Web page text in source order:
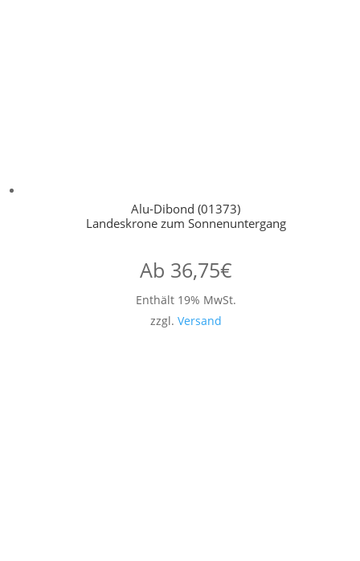
Alu-Dibond (01373)
Landeskrone zum Sonnenuntergang
Ab 36,75€
Enthält 19% MwSt.
zzgl. Versand